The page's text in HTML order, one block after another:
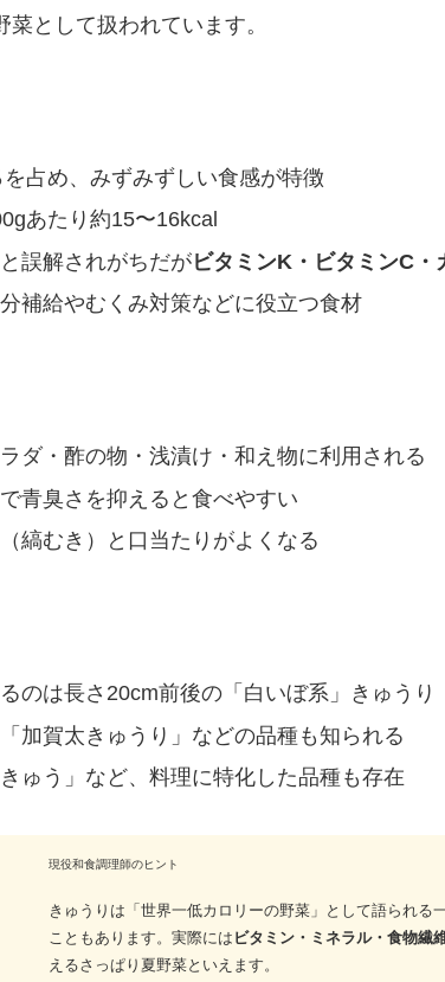
菜として扱われています。
占め、みずみずしい食感が特徴
あたり約15〜16kcal
誤解されがちだがビタミンK・ビタミンC・
補給やむくみ対策などに役立つ食材
ダ・酢の物・浅漬け・和え物に利用される
で青臭さを抑えると食べやすい
縞むき）と口当たりがよくなる
のは長さ20cm前後の「白いぼ系」きゅうり
加賀太きゅうり」などの品種も知られる
ゅう」など、料理に特化した品種も存在
現役和食調理師のヒント
きゅうりは「世界一低カロリーの野菜」として語られる
こともあります。実際には ビタミン・ミネラル・食物繊
えるさっぱり夏野菜といえます。